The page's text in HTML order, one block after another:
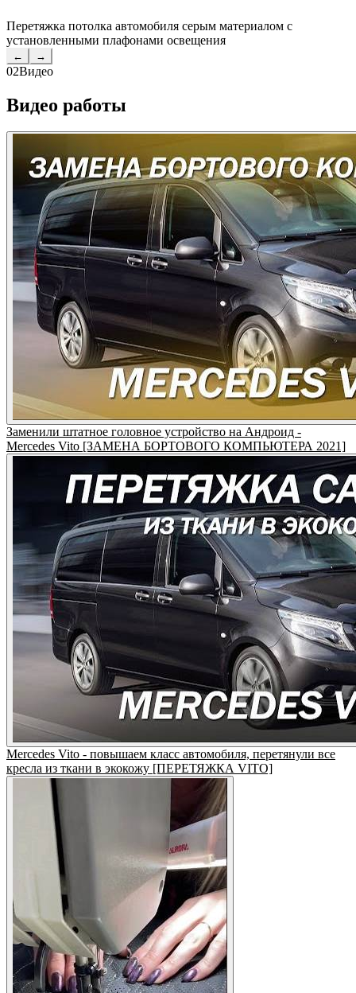
Перетяжка потолка автомобиля серым материалом с
установленными плафонами освещения
← →
02Видео
Видео работы
Заменили штатное головное устройство на Андроид -
Mercedes Vito [ЗАМЕНА БОРТОВОГО КОМПЬЮТЕРА 2021]
Mercedes Vito - повышаем класс автомобиля, перетянули все
кресла из ткани в экокожу [ПЕРЕТЯЖКА VITO]